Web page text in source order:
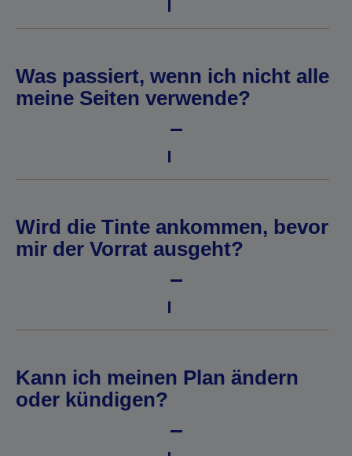
Was passiert, wenn ich nicht alle
meine Seiten verwende?
Wird die Tinte ankommen, bevor
mir der Vorrat ausgeht?
Kann ich meinen Plan ändern
oder kündigen?